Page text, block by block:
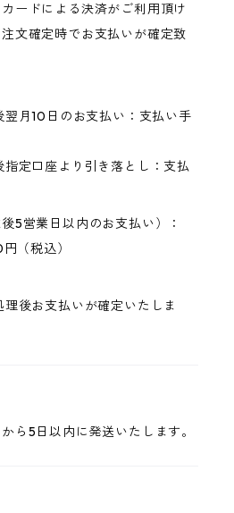
ードによる決済がご利用頂け
文確定時でお支払いが確定致
翌月10日のお支払い：支払い手
指定口座より引き落とし：支払
5営業日以内のお支払い）：
（税込）
理後お支払いが確定いたしま
ら5日以内に発送いたします。